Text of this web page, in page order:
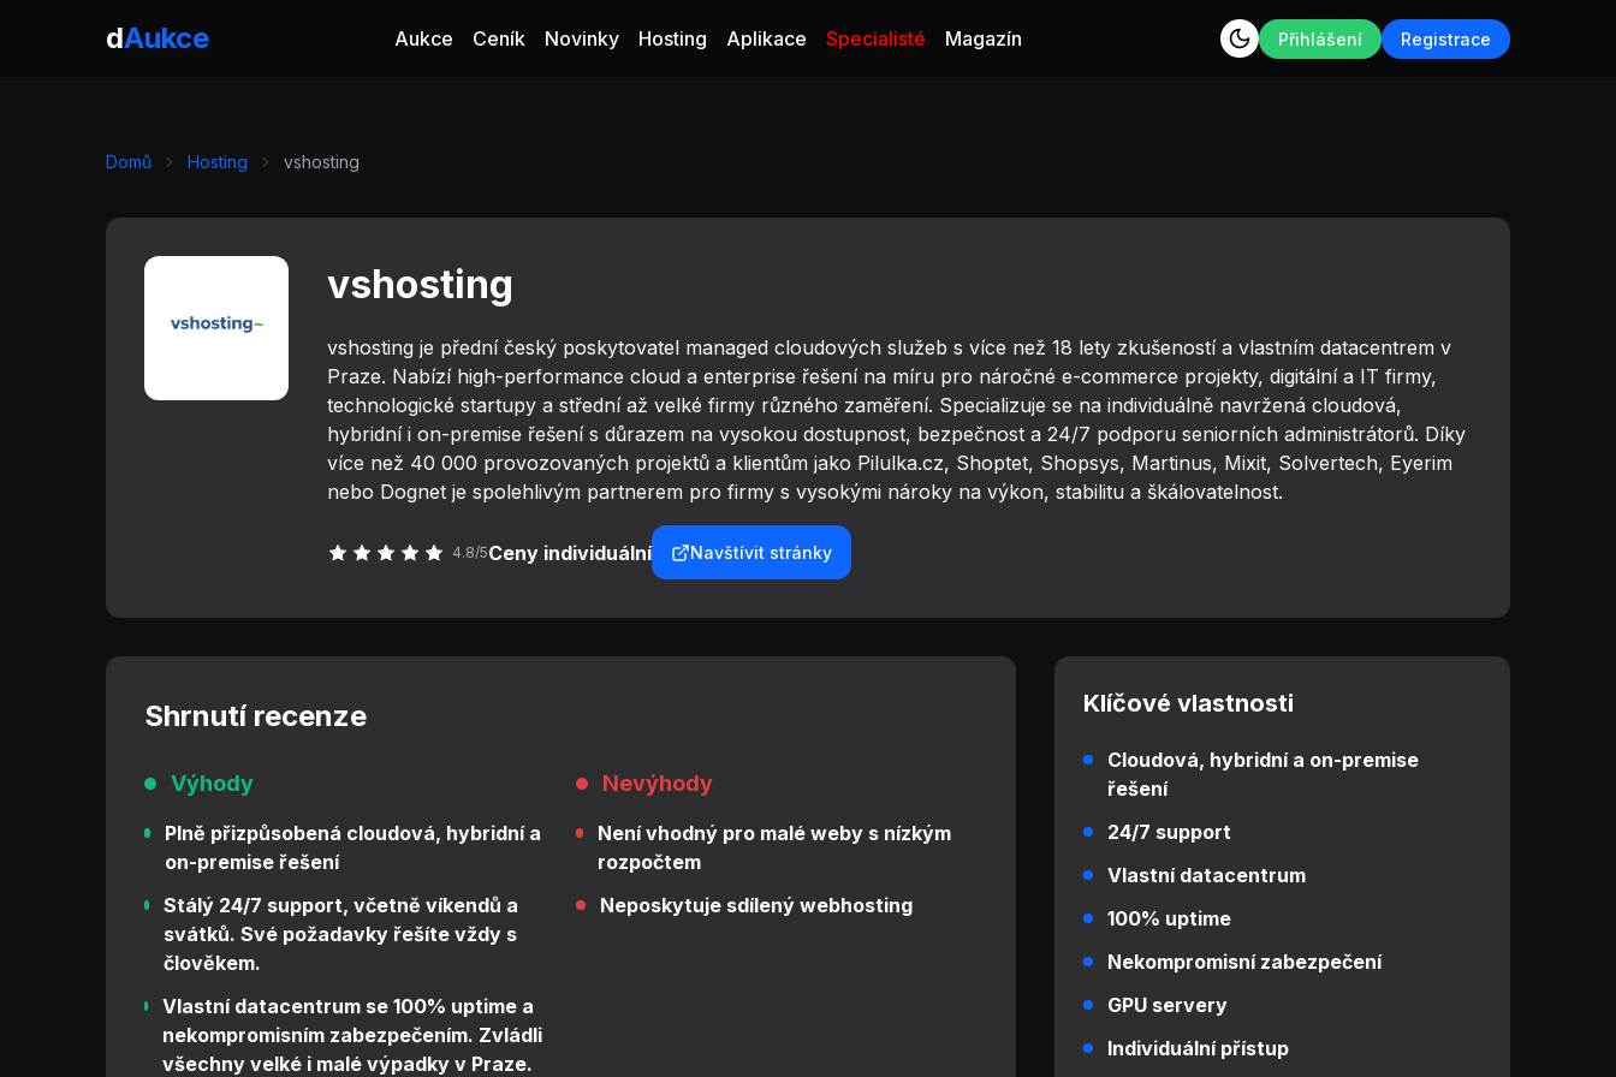
dAukce Aukce Ceník Novinky Hosting Aplikace Specialisté Magazín Přihlášení Registrace
Domů Hosting vshosting
vshosting
vshosting je přední český poskytovatel managed cloudových služeb s více než 18 lety zkušeností a vlastním datacentrem v
Praze. Nabízí high-performance cloud a enterprise řešení na míru pro náročné e-commerce projekty, digitální a IT firmy,
technologické startupy a střední až velké firmy různého zaměření. Specializuje se na individuálně navržená cloudová,
hybridní i on-premise řešení s důrazem na vysokou dostupnost, bezpečnost a 24/7 podporu seniorních administrátorů. Díky
více než 40 000 provozovaných projektů a klientům jako Pilulka.cz, Shoptet, Shopsys, Martinus, Mixit, Solvertech, Eyerim
nebo Dognet je spolehlivým partnerem pro firmy s vysokými nároky na výkon, stabilitu a škálovatelnost.
4.8/5Ceny individuální Navštívit stránky
Shrnutí recenze
Výhody
Plně přizpůsobená cloudová, hybridní a
on-premise řešení
Stálý 24/7 support, včetně víkendů a
svátků. Své požadavky řešíte vždy s
člověkem.
Vlastní datacentrum se 100% uptime a
nekompromisním zabezpečením. Zvládli
všechny velké i malé výpadky v Praze.
Nevýhody
Není vhodný pro malé weby s nízkým
rozpočtem
Neposkytuje sdílený webhosting
Klíčové vlastnosti
Cloudová, hybridní a on-premise
řešení
24/7 support
Vlastní datacentrum
100% uptime
Nekompromisní zabezpečení
GPU servery
Individuální přístup